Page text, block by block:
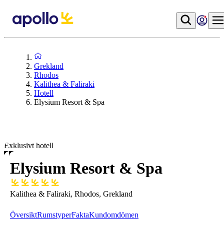
Grekland
Rhodos
Kalithea & Faliraki
Hotell
Elysium Resort & Spa
Exklusivt hotell
Elysium Resort & Spa
Kalithea & Faliraki, Rhodos, Grekland
ÖversiktRumstyperFaktaKundomdömen